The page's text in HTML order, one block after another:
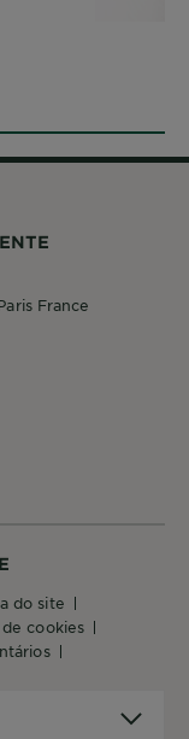
do site
de cookies
France